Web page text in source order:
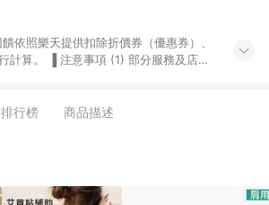
分服務及店家
、JS巨盛、樂天KOBO電子書，請詳閱
瀏覽器於24小時內結帳，才享有 LINE
結帳，則不符合贈點資格。 (4) 如
行榜 商品描述